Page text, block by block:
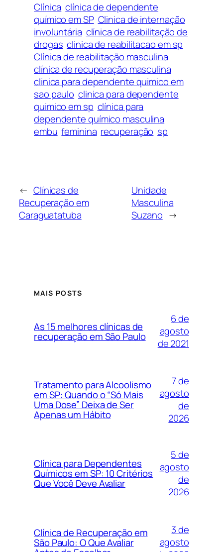
Clínica clínica de dependente
químico em SP Clinica de internação
involuntária clínica de reabilitação de
drogas clinica de reabilitacao em sp
Clínica de reabilitação masculina
clínica de recuperação masculina
clinica para dependente quimico em
sao paulo clinica para dependente
quimico em sp clínica para
dependente químico masculina
embu feminina recuperação sp
← Clínicas de
Recuperação em
Caraguatatuba
Unidade
Masculina
Suzano →
MAIS POSTS
As 15 melhores clínicas de
recuperação em São Paulo
6 de
agosto
de 2021
Tratamento para Alcoolismo
em SP: Quando o “Só Mais
Uma Dose” Deixa de Ser
Apenas um Hábito
7 de
agosto
de
2026
Clínica para Dependentes
Químicos em SP: 10 Critérios
Que Você Deve Avaliar
5 de
agosto
de
2026
Clínica de Recuperação em
São Paulo: O Que Avaliar
3 de
agosto